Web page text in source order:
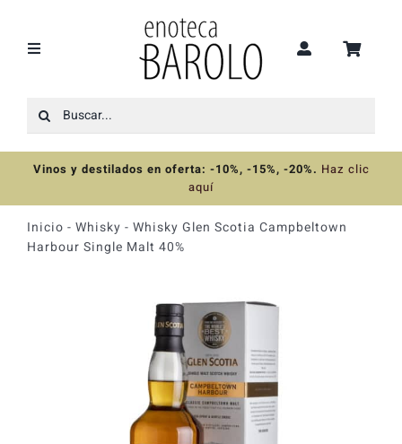
contenido
Toggle
Recomendaciones
Ofertas
Colecciones
Catas y Actividades
Buscar:
Vinos y destilados en oferta: -10%, -15%, -20%. Haz clic
aquí
Inicio - Whisky - Whisky Glen Scotia Campbeltown
Harbour Single Malt 40%